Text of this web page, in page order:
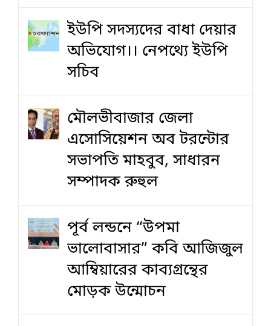
ইউপি সদস্যদের বাধা দেয়ার
অভিযোগ।। নেপথ্যে ইউপি
সচিব
মৌলভীবাজার জেলা
এসোসিয়েশন অব টরন্টোর
সভাপতি মাহবুব, সাধারন
সম্পাদক রুহুল
পূর্ব লন্ডনে “উপমা
ভালোবাসার” কবি আজিজুল
আম্বিয়ারের কাব্যগ্রন্থের
মোড়ক উন্মোচন